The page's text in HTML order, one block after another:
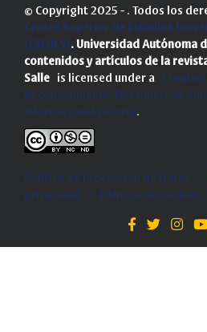
© Copyright 2025 - . Todos los
Centro Superior de Estudios
(CSEULS). Universidad Autónoma
contenidos y artículos de la
Salle is licensed under a
Reconocimiento-NoComercial-
Internacional License.
Política de Protección de Datos -
privacidad
- Política de cookies